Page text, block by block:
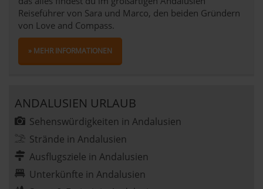
Reiseführer von Sara und Marco, den beiden Gründern
von Love and Compass.
» MEHR INFORMATIONEN
ANDALUSIEN URLAUB
Sehenswürdigkeiten in Andalusien
Strände in Andalusien
Ausflugsziele in Andalusien
Unterkünfte in Andalusien